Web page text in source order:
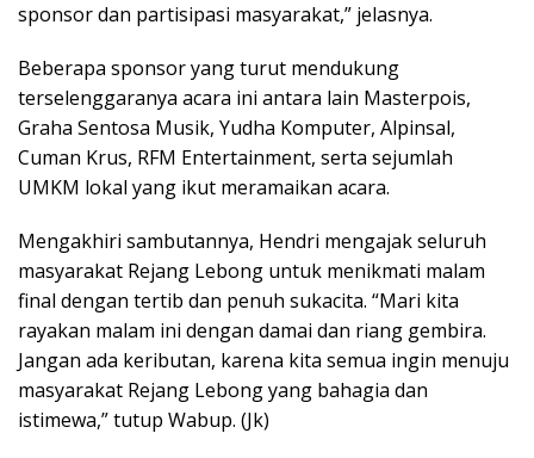
sponsor dan partisipasi masyarakat,” jelasnya.
Beberapa sponsor yang turut mendukung
terselenggaranya acara ini antara lain Masterpois,
Graha Sentosa Musik, Yudha Komputer, Alpinsal,
Cuman Krus, RFM Entertainment, serta sejumlah
UMKM lokal yang ikut meramaikan acara.
Mengakhiri sambutannya, Hendri mengajak seluruh
masyarakat Rejang Lebong untuk menikmati malam
final dengan tertib dan penuh sukacita. “Mari kita
rayakan malam ini dengan damai dan riang gembira.
Jangan ada keributan, karena kita semua ingin menuju
masyarakat Rejang Lebong yang bahagia dan
istimewa,” tutup Wabup. (Jk)